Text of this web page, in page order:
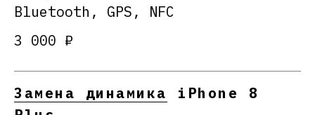
Bluetooth, GPS, NFC
3 000 ₽
Замена динамика iPhone 8